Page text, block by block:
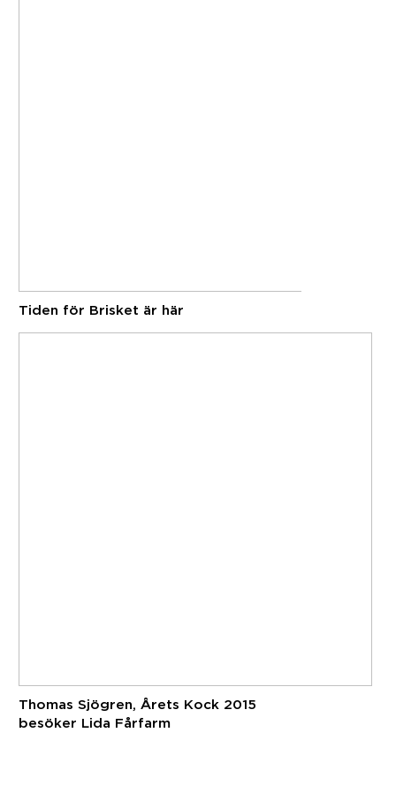
Tiden för Brisket är här
Thomas Sjögren, Årets Kock 2015
besöker Lida Fårfarm